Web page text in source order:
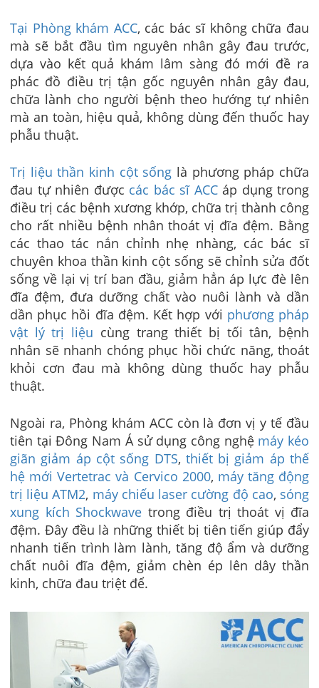
Tại Phòng khám ACC, các bác sĩ không chữa đau
mà sẽ bắt đầu tìm nguyên nhân gây đau trước,
dựa vào kết quả khám lâm sàng đó mới đề ra
phác đồ điều trị tận gốc nguyên nhân gây đau,
chữa lành cho người bệnh theo hướng tự nhiên
mà an toàn, hiệu quả, không dùng đến thuốc hay
phẫu thuật.
Trị liệu thần kinh cột sống là phương pháp chữa
đau tự nhiên được các bác sĩ ACCáp dụng trong
điều trị các bệnh xương khớp, chữa trị thành công
cho rất nhiều bệnh nhân thoát vị đĩa đệm. Bằng
các thao tác nắn chỉnh nhẹ nhàng, các bác sĩ
chuyên khoa thần kinh cột sống sẽ chỉnh sửa đốt
sống về lại vị trí ban đầu, giảm hẳn áp lực đè lên
đĩa đệm, đưa dưỡng chất vào nuôi lành và dần
dần phục hồi đĩa đệm. Kết hợp với phương pháp
vật lý trị liệu cùng trang thiết bị tối tân, bệnh
nhân sẽ nhanh chóng phục hồi chức năng, thoát
khỏi cơn đau mà không dùng thuốc hay phẫu
thuật.
Ngoài ra, Phòng khám ACC còn là đơn vị y tế đầu
tiên tại Đông Nam Á sử dụng công nghệ máy kéo
giãn giảm áp cột sống DTS, thiết bị giảm áp thế
hệ mới Vertetrac và Cervico 2000, máy tăng động
trị liệu ATM2, máy chiếu laser cường độ cao, sóng
xung kích Shockwave trong điều trị thoát vị đĩa
đệm. Đây đều là những thiết bị tiên tiến giúp đẩy
nhanh tiến trình làm lành, tăng độ ẩm và dưỡng
chất nuôi đĩa đệm, giảm chèn ép lên dây thần
kinh, chữa đau triệt để.